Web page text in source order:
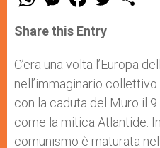
t
s
p
p
e
s
e
g
e
r
a
e
b
o
k
w
r
Share this Entry
C’era una volta l’Europa
nell’immaginario
con la caduta del Muro il
come la mitica Atlantide.
comunismo è maturata